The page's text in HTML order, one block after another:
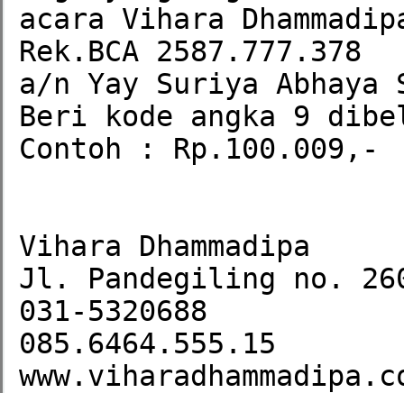
acara Vihara
Rek.BCA 2587.777.378
a/n Yay Suriya Abhaya
Beri kode angka 9
Contoh : Rp.100.009,-
Vihara Dhammadipa
Jl. Pandegiling no.
031-5320688
085.6464.555.15